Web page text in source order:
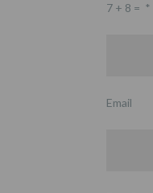
7 + 8 = *
Email